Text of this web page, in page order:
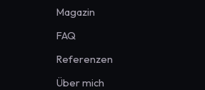
Magazin
FAQ
Referenzen
Über mich